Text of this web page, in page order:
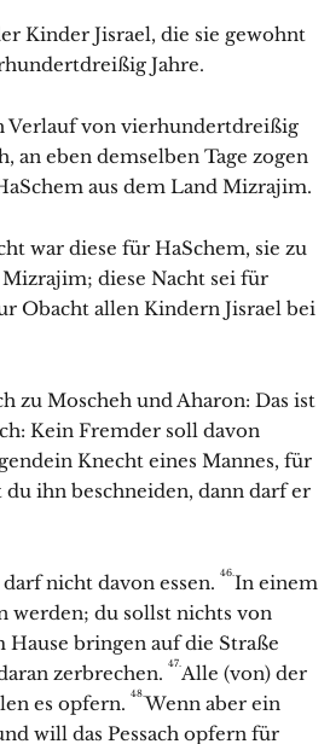
Kinder Jisrael, die sie gewohnt
Jahre.
Verlauf von vierhundertdreißig
an eben demselben Tage zogen
aus dem Land Mizrajim.
war diese für HaSchem, sie zu
diese Nacht sei für
Obacht allen Kindern Jisrael bei
zu Moscheh und Aharon: Das ist
Kein Fremder soll davon
Knecht eines Mannes, für
du ihn beschneiden, dann darf er
nicht davon essen. 46.In einem
werden; du sollst nichts von
Hause bringen auf die Straße
zerbrechen. 47.Alle (von) der
es opfern. 48.Wenn aber ein
will das Pessach opfern für